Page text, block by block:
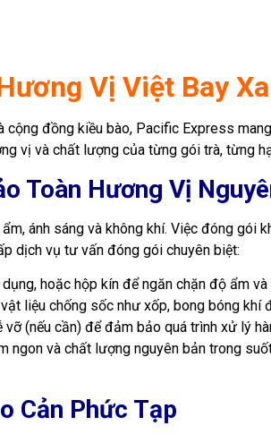
Vị Việt Bay
đồng kiều bào, Pacific Express
vị và chất lượng của từng gói trà, từng
Toàn Hương Vị
ánh sáng và không khí. Việc đóng
dịch vụ tư vấn đóng gói chuyên biệt:
hoặc hộp kín để ngăn chặn độ ẩm và
liệu chống sốc như xốp, bong bóng khí
vỡ (nếu cần) để đảm bảo quá trình xử lý
và chất lượng nguyên bản trong
Cản Phức Tạp